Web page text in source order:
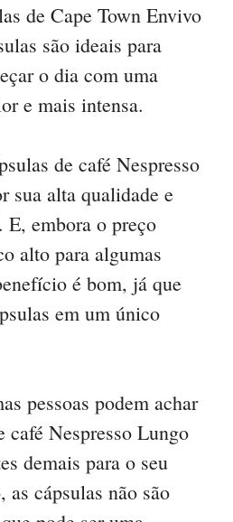
de Cape Town Envivo
são ideais para
o dia com uma
e mais intensa.
de café Nespresso
sua alta qualidade e
E, embora o preço
alto para algumas
é bom, já que
em um único
pessoas podem achar
café Nespresso Lungo
demais para o seu
cápsulas não são